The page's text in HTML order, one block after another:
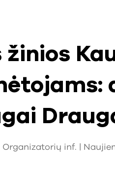
žinios
Organizatorių inf. |